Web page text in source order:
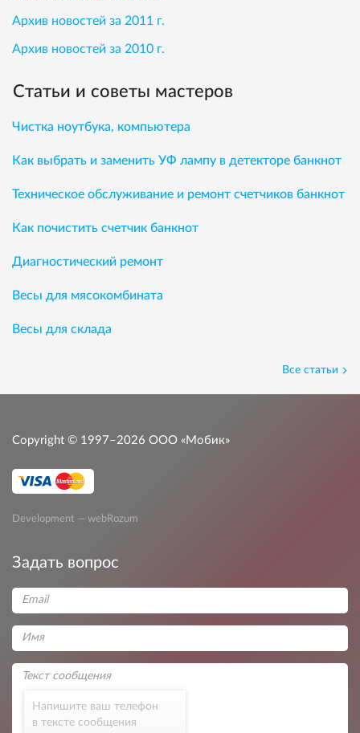
Архив новостей за 2011 г.
Архив новостей за 2010 г.
Статьи и советы мастеров
Чистка ноутбука, компьютера
Как выбрать и заменить УФ лампу в детекторе банкнот
Техническое обслуживание и ремонт счетчиков банкнот
Как почистить счетчик банкнот
Диагностический ремонт
Весы для мясокомбината
Весы для склада
Все статьи
Copyright © 1997–2026 ООО «Мобик»
Development — webRozum
Задать вопрос
Напишите ваш телефон
в тексте сообщения